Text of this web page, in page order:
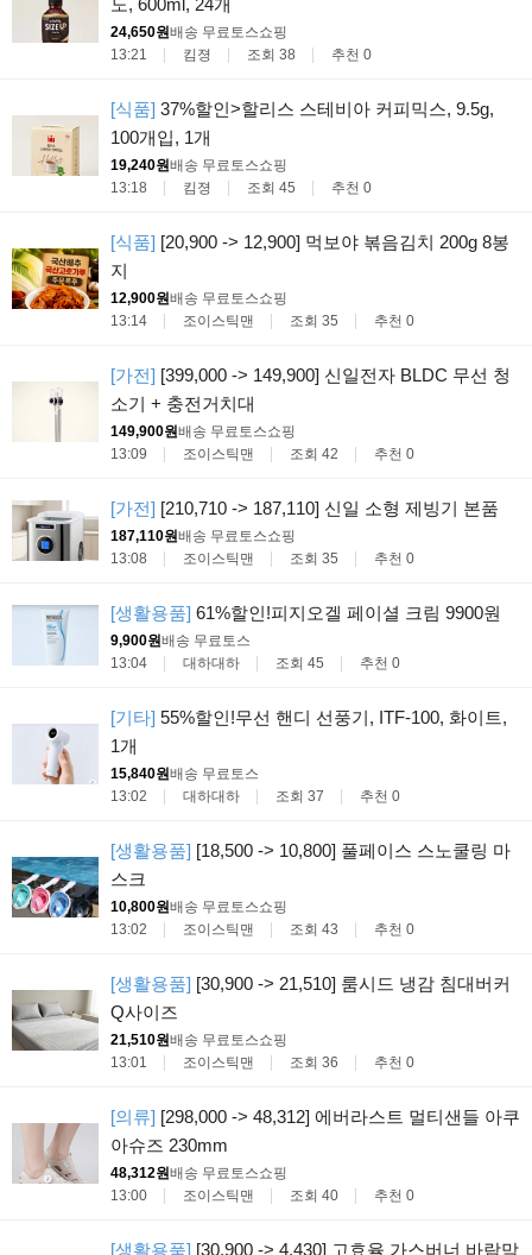
노, 600ml, 24개
24,650원배송 무료토스쇼핑
13:21
킴졍 조회 38 추천 0
[식품] 37%할인>할리스 스테비아 커피믹스, 9.5g,
100개입, 1개
19,240원배송 무료토스쇼핑
13:18
킴졍 조회 45 추천 0
[식품] [20,900 -> 12,900] 먹보야 볶음김치 200g 8봉
지
12,900원배송 무료토스쇼핑
13:14
조이스틱맨 조회 35 추천 0
[가전] [399,000 -> 149,900] 신일전자 BLDC 무선 청
소기 + 충전거치대
149,900원배송 무료토스쇼핑
13:09
조이스틱맨 조회 42 추천 0
[가전] [210,710 -> 187,110] 신일 소형 제빙기 본품
187,110원배송 무료토스쇼핑
13:08
조이스틱맨 조회 35 추천 0
[생활용품] 61%할인!피지오겔 페이셜 크림 9900원
9,900원배송 무료토스
13:04
대하대하 조회 45 추천 0
[기타] 55%할인!무선 핸디 선풍기, ITF-100, 화이트,
1개
15,840원배송 무료토스
13:02
대하대하 조회 37 추천 0
[생활용품] [18,500 -> 10,800] 풀페이스 스노쿨링 마
스크
10,800원배송 무료토스쇼핑
13:02
조이스틱맨 조회 43 추천 0
[생활용품] [30,900 -> 21,510] 룸시드 냉감 침대버커
Q사이즈
21,510원배송 무료토스쇼핑
13:01
조이스틱맨 조회 36 추천 0
[의류] [298,000 -> 48,312] 에버라스트 멀티샌들 아쿠
아슈즈 230mm
48,312원배송 무료토스쇼핑
13:00
조이스틱맨 조회 40 추천 0
[생활용품] [30,900 -> 4,430] 고효율 가스버너 바람막